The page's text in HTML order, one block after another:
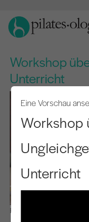
Workshop
Unterricht
Eine Vorschau
Workshop
Unterricht
Beobachten & Lernen